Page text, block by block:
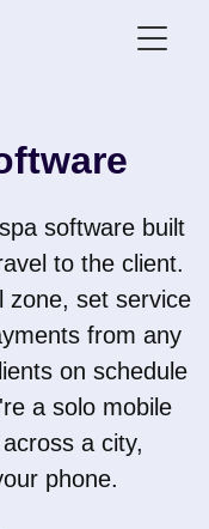
software built
to the client.
zone, set service
from any
on schedule
a solo mobile
a city,
phone.